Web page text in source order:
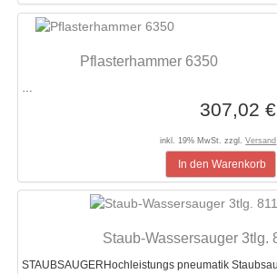
Pflasterhammer 6350
307,02 €
inkl. 19% MwSt. zzgl.Versand
In den Warenkorb
Staub-Wassersauger 3tlg.
STAUBSAUGERHochleistungs pneumatik